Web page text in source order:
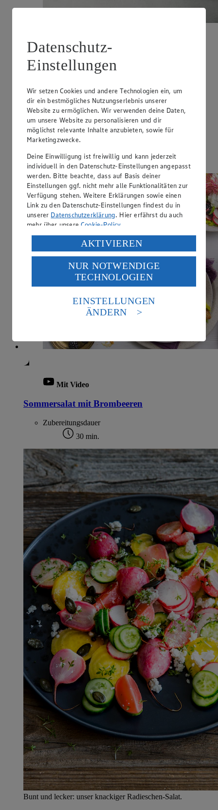
Eingelegte Radieschen
Zubereitungsdauer
8 h 30 min.
Ernährungsweise
Vegan
Ernährungsweise
Glutenfrei
Laktosefrei
Mit Video
Sommersalat mit Brombeeren
Zubereitungsdauer
30 min.
Bunt und lecker: unser knackiger Radieschen-Salat.
Datenschutz-
Einstellungen
Wir setzen Cookies und andere Technologien ein, um
dir ein bestmögliches Nutzungserlebnis unserer
Website zu ermöglichen. Wir verwenden deine Daten,
um unsere Website zu personalisieren und dir
möglichst relevante Inhalte anzubieten, sowie für
Marketingzwecke.
Deine Einwilligung ist freiwillig und kann jederzeit
individuell in den Datenschutz-Einstellungen angepasst
werden. Bitte beachte, dass auf Basis deiner
Einstellungen ggf. nicht mehr alle Funktionalitäten zur
Verfügung stehen. Weitere Erklärungen sowie einen
Link zu den Datenschutz-Einstellungen findest du in
unserer Datenschutzerklärung. Hier erfährst du auch
mehr über unsereCookie-Policy.
Verarbeitung deiner personenbezogenen Daten in den
USA durch Facebook und YouTube:
Wenn du auf „Aktivieren“ klickst, willigst du im Sinne
des Art. 49 Abs. 1 Satz 1 lit. a) DSGVO ein, dass deine
Daten in den USA verarbeitet werden. Der EuGH sieht
die USA als Land mit einem nach europäischen
Standards nicht angemessenen Datenschutzniveau an.
Es besteht das Risiko eines Zugriffs durch US-
Informationen zum Herausgeber der Seite findest du
AKTIVIEREN
NUR NOTWENDIGE
TECHNOLOGIEN
EINSTELLUNGEN
ÄNDERN